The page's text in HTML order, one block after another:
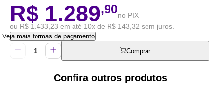
R$ 1.289,90no PIX
ou R$ 1.433,23 em até 10x de R$ 143,32 sem juros.
Veja mais formas de pagamento
Comprar
Confira outros produtos